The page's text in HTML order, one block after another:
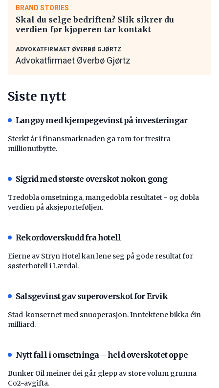
BRAND STORIES
Skal du selge bedriften? Slik sikrer du
verdien før kjøperen tar kontakt
ADVOKATFIRMAET ØVERBØ GJØRTZ
Advokatfirmaet Øverbø Gjørtz
Siste nytt
Langøy med kjempegevinst på investeringar
Sterkt år i finansmarknaden ga rom for tresifra
millionutbytte.
Sigrid med største overskot nokon gong
Tredobla omsetninga, mangedobla resultatet - og dobla
verdien på aksjeporteføljen.
Rekordoverskudd fra hotell
Eierne av Stryn Hotel kan lene seg på gode resultat for
søsterhotell i Lærdal.
Salsgevinst gav superoverskot for Ervik
Stad-konsernet med snuoperasjon. Inntektene bikka éin
milliard.
Nytt fall i omsetninga – held overskotet oppe
Bunker Oil meiner dei går glepp av store volum grunna
Co2-avgifta.